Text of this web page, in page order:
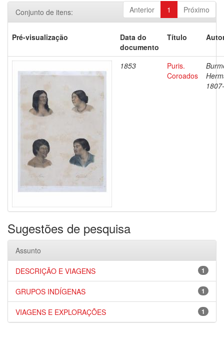
Anterior 1 Próximo
Conjunto de itens:
Pré-visualização
Data do
documento
Título
1853
Puris.
Coroados
Sugestões de pesquisa
Assunto
1
DESCRIÇÃO E VIAGENS
1
GRUPOS INDÍGENAS
1
VIAGENS E EXPLORAÇÕES